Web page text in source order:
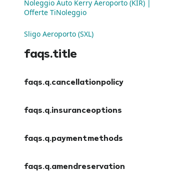
Noleggio Auto Kerry Aeroporto (KIR) |
Offerte TiNoleggio
Sligo Aeroporto (SXL)
faqs.title
faqs.q.cancellationpolicy
faqs.q.insuranceoptions
faqs.q.paymentmethods
faqs.q.amendreservation